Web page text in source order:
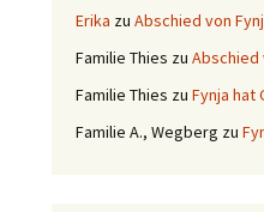
Erika zu Abschied von
Familie Thies zu Abschied
Familie Thies zu Fynja hat
Familie A., Wegberg zu